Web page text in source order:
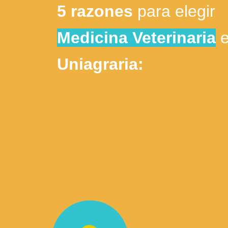
5 razones para elegir
Medicina Veterinaria
Uniagraria: